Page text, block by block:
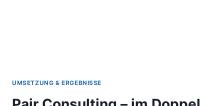
UMSETZUNG & ERGEBNISSE